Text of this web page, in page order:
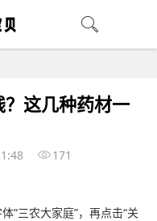
这几种药材一
171
“三农大家庭”，再点击“关